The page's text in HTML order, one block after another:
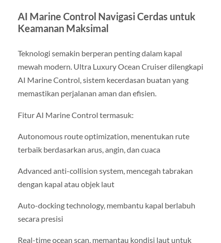
AI Marine Control Navigasi Cerdas untuk
Keamanan Maksimal
Teknologi semakin berperan penting dalam kapal
mewah modern. Ultra Luxury Ocean Cruiser dilengkapi
AI Marine Control, sistem kecerdasan buatan yang
memastikan perjalanan aman dan efisien.
Fitur AI Marine Control termasuk:
Autonomous route optimization, menentukan rute
terbaik berdasarkan arus, angin, dan cuaca
Advanced anti-collision system, mencegah tabrakan
dengan kapal atau objek laut
Auto-docking technology, membantu kapal berlabuh
secara presisi
Real-time ocean scan, memantau kondisi laut untuk